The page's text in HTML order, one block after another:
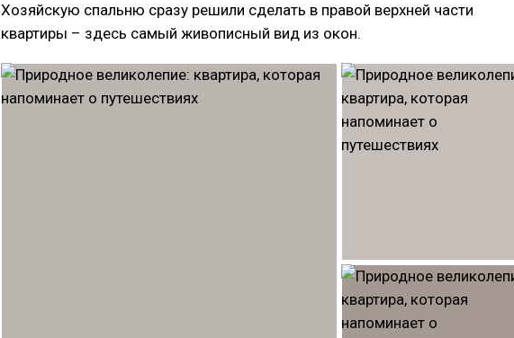
Хозяйскую спальню сразу решили сделать в правой верхней части
квартиры – здесь самый живописный вид из окон.